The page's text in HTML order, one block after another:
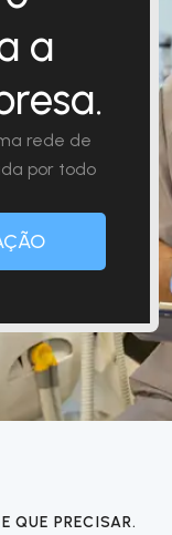
a
rede de
por todo
QUE PRECISAR.